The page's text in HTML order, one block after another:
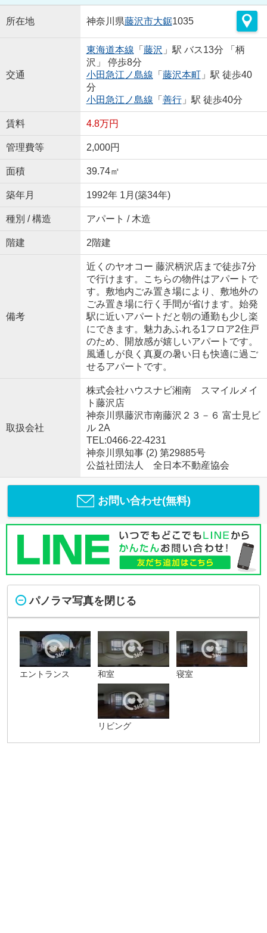
所在地 神奈川県藤沢市大鋸1035
交通
東海道本線 「 藤沢 」駅 バス13分 「柄
沢」 停歩8分
小田急江ノ島線 「 藤沢本町」駅 徒歩40
分
小田急江ノ島線 「 善行」駅 徒歩40分
賃料 4.8万円
管理費等 2,000円
面積 39.74㎡
築年月 1992年 1月(築34年)
種別 / 構造 アパート / 木造
階建 2階建
備考
近くのヤオコー 藤沢柄沢店まで徒歩7分
で行けます。こちらの物件はアパートで
す。敷地内ごみ置き場により、敷地外の
ごみ置き場に行く手間が省けます。始発
駅に近いアパートだと朝の通勤も少し楽
にできます。魅力あふれる1フロア2住戸
のため、開放感が嬉しいアパートです。
風通しが良く真夏の暑い日も快適に過ご
せるアパートです。
取扱会社
株式会社ハウスナビ湘南 スマイルメイ
ト藤沢店
神奈川県藤沢市南藤沢２３－６ 富士見ビ
ル 2A
TEL:0466-22-4231
神奈川県知事 (2) 第29885号
公益社団法人 全日本不動産協会
お問い合わせ(無料)
パノラマ写真を閉じる
エントランス 和室 寝室
リビング